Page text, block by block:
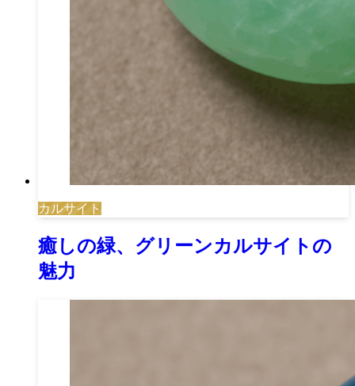
カルサイト
癒しの緑、グリーンカルサイトの
魅力